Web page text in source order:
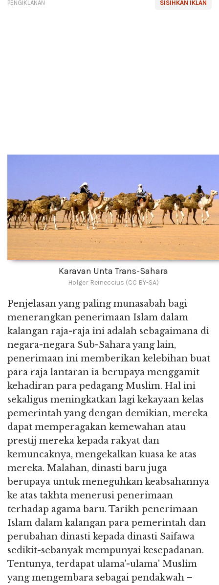
SISIHKAN IKLAN
PENGIKLANAN
Karavan Unta Trans-Sahara
Holger Reineccius (CC BY-SA)
Penjelasan yang paling munasabah bagi
menerangkan penerimaan Islam dalam
kalangan raja-raja ini adalah sebagaimana di
negara-negara Sub-Sahara yang lain,
penerimaan ini memberikan kelebihan buat
para raja lantaran ia berupaya menggamit
kehadiran para pedagang Muslim. Hal ini
sekaligus meningkatkan lagi kekayaan kelas
pemerintah yang dengan demikian, mereka
dapat memperagakan kemewahan atau
prestij mereka kepada rakyat dan
kemuncaknya, mengekalkan kuasa ke atas
mereka. Malahan, dinasti baru juga
berupaya untuk meneguhkan keabsahannya
ke atas takhta menerusi penerimaan
terhadap agama baru. Tarikh penerimaan
Islam dalam kalangan para pemerintah dan
perubahan dinasti kepada dinasti Saifawa
sedikit-sebanyak mempunyai kesepadanan.
Tentunya, terdapat ulama'-ulama' Muslim
yang mengembara sebagai pendakwah –